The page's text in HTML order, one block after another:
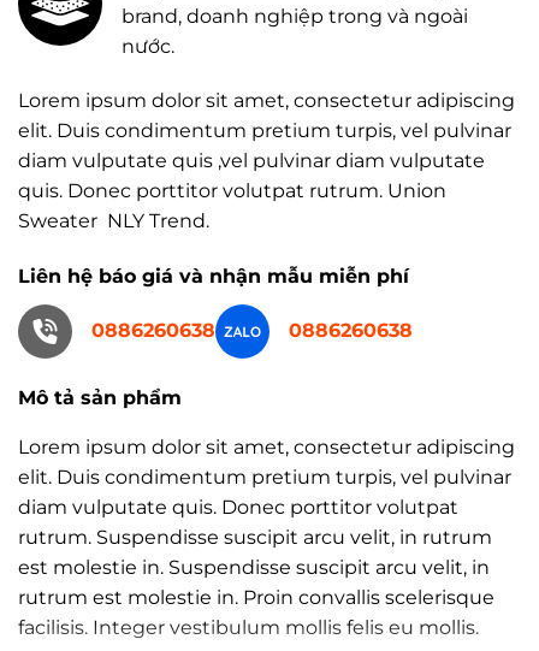
brand, doanh nghiệp trong và ngoài
nước.
Lorem ipsum dolor sit amet, consectetur adipiscing
elit. Duis condimentum pretium turpis, vel pulvinar
diam vulputate quis ,vel pulvinar diam vulputate
quis. Donec porttitor volutpat rutrum. Union
Sweater NLY Trend.
Liên hệ báo giá và nhận mẫu miễn phí
0886260638 0886260638
Mô tả sản phẩm
Lorem ipsum dolor sit amet, consectetur adipiscing
elit. Duis condimentum pretium turpis, vel pulvinar
diam vulputate quis. Donec porttitor volutpat
rutrum. Suspendisse suscipit arcu velit, in rutrum
est molestie in. Suspendisse suscipit arcu velit, in
rutrum est molestie in. Proin convallis scelerisque
facilisis. Integer vestibulum mollis felis eu mollis.